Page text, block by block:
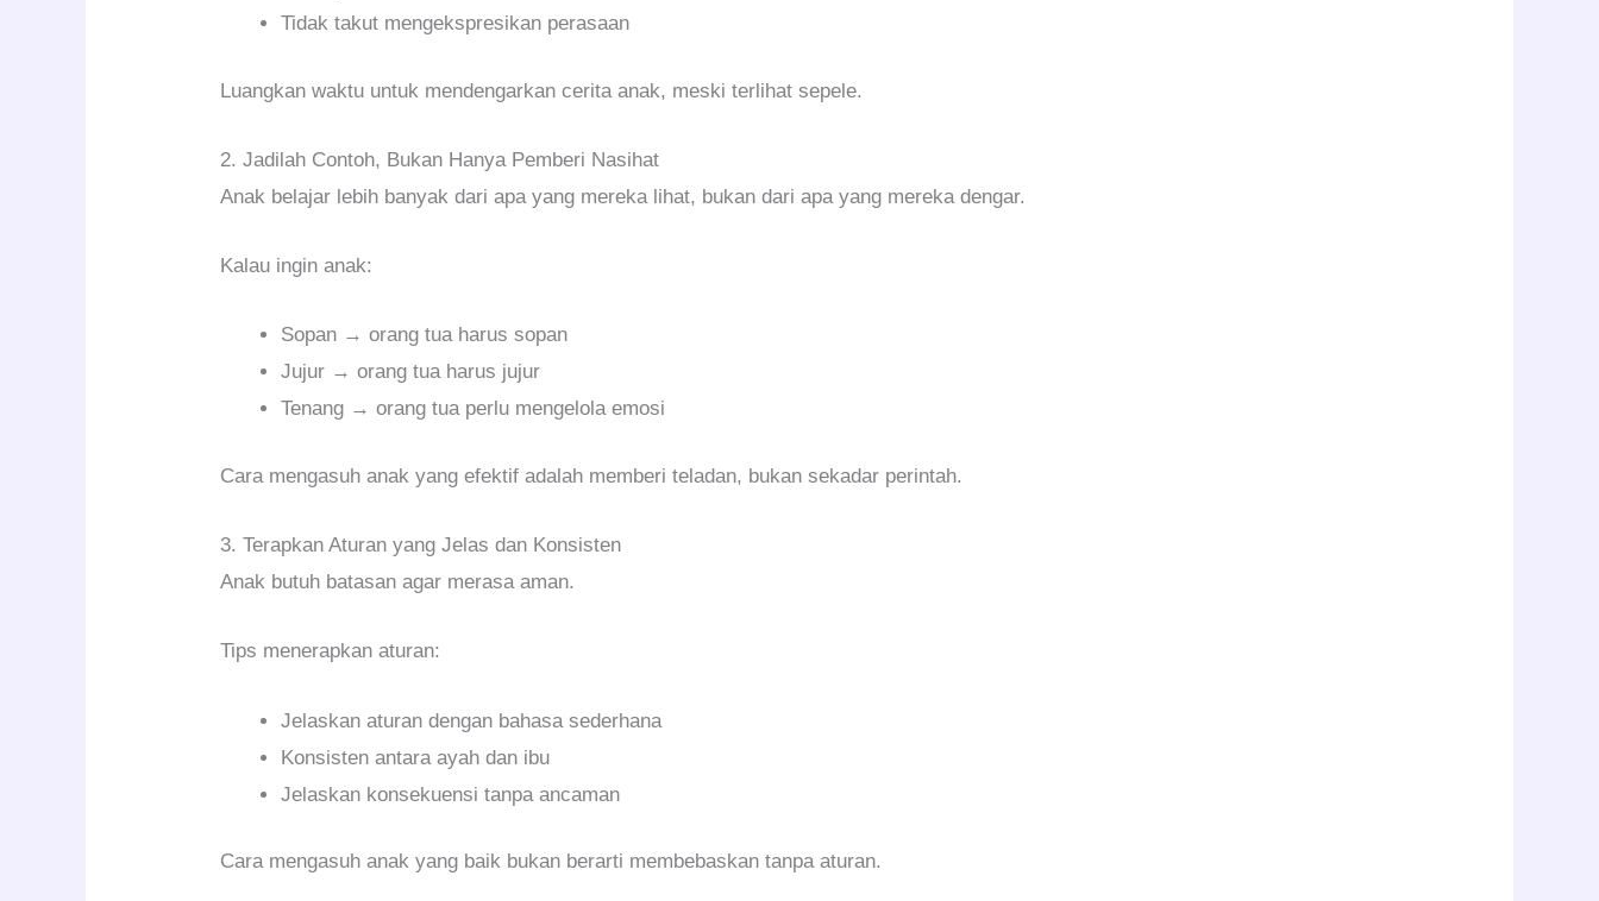
Tidak takut mengekspresikan perasaan
Luangkan waktu untuk mendengarkan cerita anak, meski terlihat sepele.
2. Jadilah Contoh, Bukan Hanya Pemberi Nasihat
Anak belajar lebih banyak dari apa yang mereka lihat, bukan dari apa yang mereka dengar.
Kalau ingin anak:
Sopan → orang tua harus sopan
Jujur → orang tua harus jujur
Tenang → orang tua perlu mengelola emosi
Cara mengasuh anak yang efektif adalah memberi teladan, bukan sekadar perintah.
3. Terapkan Aturan yang Jelas dan Konsisten
Anak butuh batasan agar merasa aman.
Tips menerapkan aturan:
Jelaskan aturan dengan bahasa sederhana
Konsisten antara ayah dan ibu
Jelaskan konsekuensi tanpa ancaman
Cara mengasuh anak yang baik bukan berarti membebaskan tanpa aturan.